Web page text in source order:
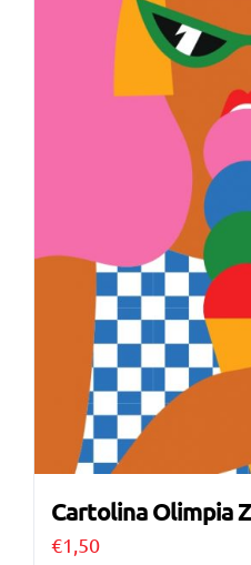
Cartolina Olimpia
€1,50